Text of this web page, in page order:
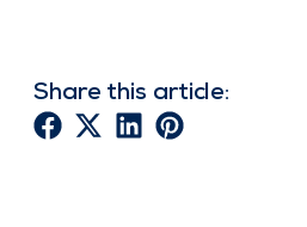
Share this article: